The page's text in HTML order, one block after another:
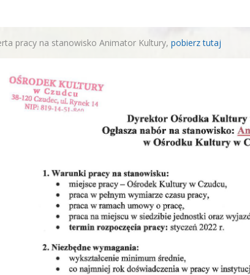
pracy na stanowisko Animator Kultury, pobierz tutaj